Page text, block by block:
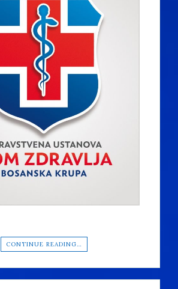
CONTINUE READING…